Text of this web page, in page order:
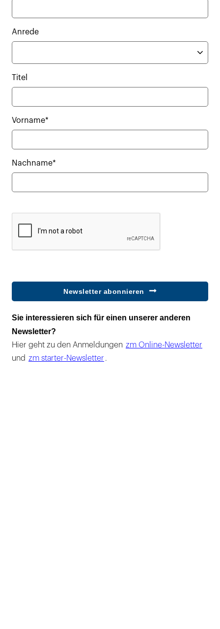
Anrede
Titel
Vorname*
Nachname*
Newsletter abonnieren
Sie interessieren sich für einen unserer anderen
Newsletter?
Hier geht zu den Anmeldungen zm Online-Newsletter
und zm starter-Newsletter .